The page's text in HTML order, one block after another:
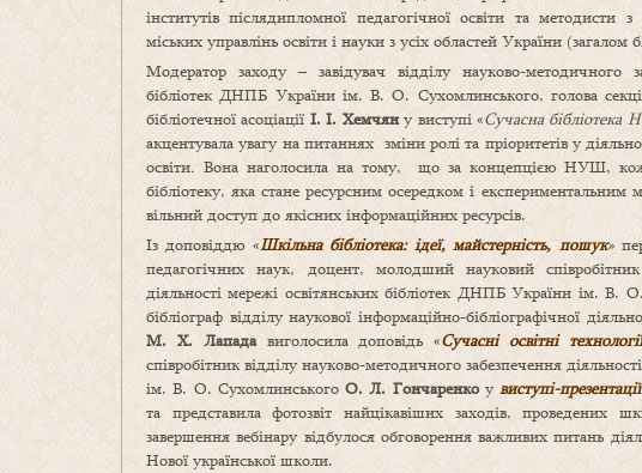
інститутів післядипломної педагогічної освіти та
міських управлінь освіти і науки з усіх областей України
Модератор заходу – завідувач відділу науково-методичного
бібліотек ДНПБ України ім. В. О. Сухомлинського, голова
бібліотечної асоціації І. І. Хемчяну виступі «Сучасна бібліотека
акцентувала увагу на питаннях зміни ролі та пріоритетів у
освіти. Вона наголосила на тому, що за концепцією НУШ,
бібліотеку, яка стане ресурсним осередком і експериментальним
вільний доступ до якісних інформаційних ресурсів.
Із доповіддю «Шкільна бібліотека: ідеї, майстерність, пошук»
педагогічних наук, доцент, молодший науковий
діяльності мережі освітянських бібліотек ДНПБ України ім. В.
бібліограф відділу наукової інформаційно-бібліографічної
М. Х. Лапада виголосила доповідь «Сучасні освітні
співробітник відділу науково-методичного забезпечення
ім. В. О. Сухомлинського О. Л. Гончаренко у виступі-презентації
та представила фотозвіт найцікавіших заходів, проведених
завершення вебінару відбулося обговорення важливих питань
Нової української школи.